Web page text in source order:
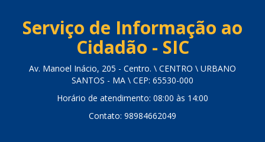
Serviço de Informação ao
Cidadão - SIC
Av. Manoel Inácio, 205 - Centro. \ CENTRO \ URBANO
SANTOS - MA \ CEP: 65530-000
Horário de atendimento: 08:00 às 14:00
Contato: 98984662049